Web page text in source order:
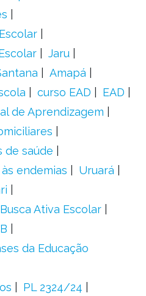
Jaru
Amapá
curso EAD
EAD
de Aprendizagem
de saúde
endemias
Uruará
Ativa Escolar
da Educação
PL 2324/24